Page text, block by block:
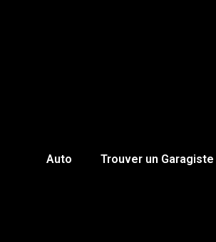
Auto Trouver un Garagiste